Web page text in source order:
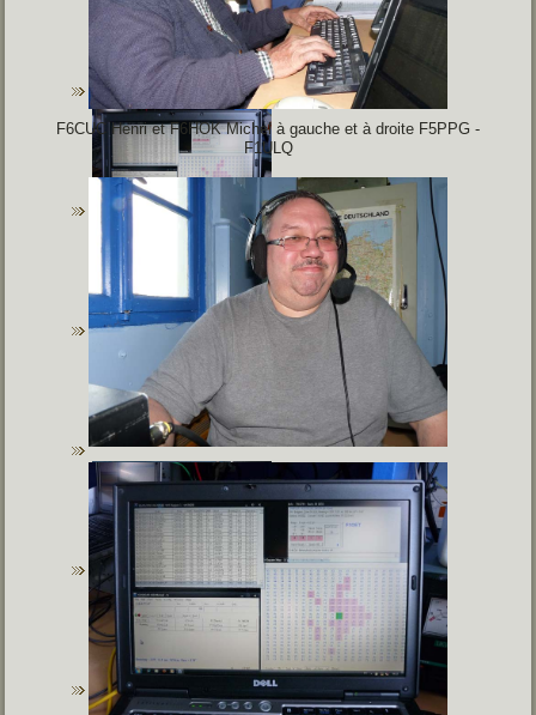
F6CUC Henri et F6HOK Michel à gauche et à droite F5PPG -
F1ULQ